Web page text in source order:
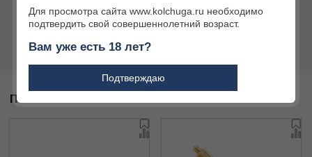
ПОХОЖИЕ ТОВАРЫ
Для просмотра сайта www.kolchuga.ru необходимо
подтвердить свой совершеннолетний возраст.
Вам уже есть 18 лет?
Подтверждаю